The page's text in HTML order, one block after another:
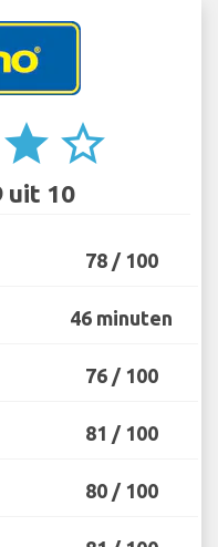
star star_border
uit 10
78 / 100
46 minuten
76 / 100
81 / 100
80 / 100